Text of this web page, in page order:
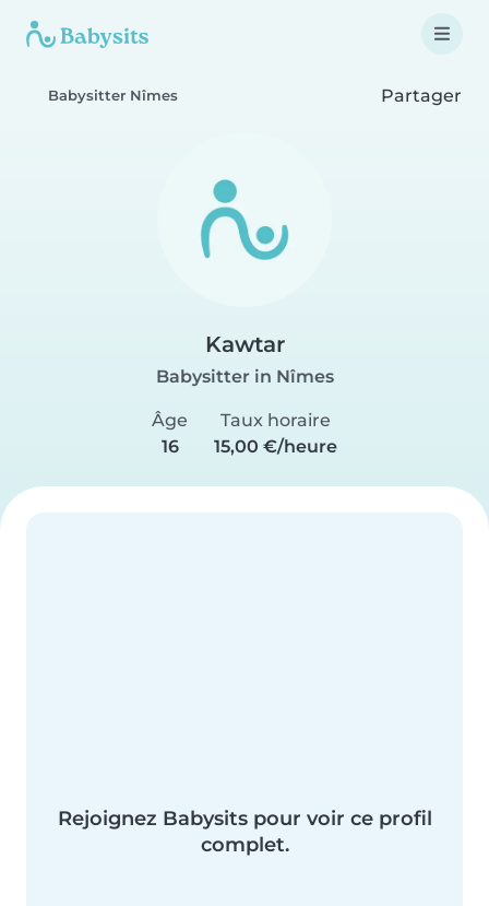
Babysitter Nîmes Partager
Kawtar
Babysitter in Nîmes
Âge
16
Taux horaire
15,00 €/heure
Rejoignez Babysits pour voir ce profil
complet.